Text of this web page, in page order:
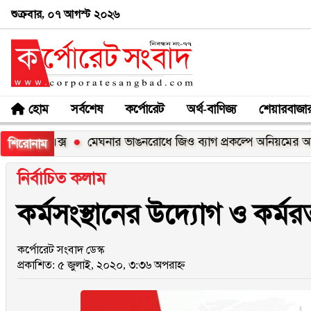
শুক্রবার, ০৭ আগস্ট ২০২৬
হোম সর্বশেষ কর্পোরেট অর্থ-বাণিজ্য
শিরোনামমেঘনার ভাঙনরোধে জিও ব্যাগ প্রকল্পে অনিয়মের অভিযোগ,
নির্বাচিত কলাম
কর্মসংস্থানের উদ্যোগ ও
কর্পোরেট সংবাদ ডেস্ক
প্রকাশিত: ৫ জুলাই, ২০২০, ৩:৩৬ অপরাহ্ন